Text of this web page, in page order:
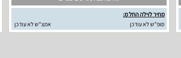
מחיר לוילה החל מ:
סופ"ש לא עודכן
אמצ"ש לא עודכן